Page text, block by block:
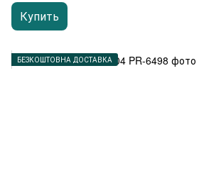
Купить
БЕЗКОШТОВНА ДОСТАВКА